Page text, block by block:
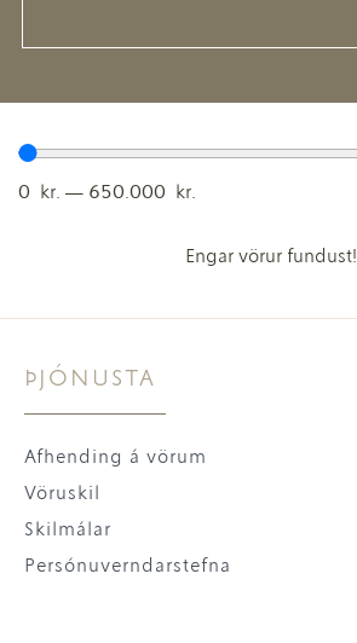
0 kr. — 650.000 kr.
Engar vörur fundust!
ÞJÓNUSTA
Afhending á vörum
Vöruskil
Skilmálar
Persónuverndarstefna